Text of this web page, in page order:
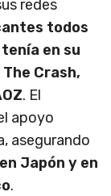
redes
todos
en su
Crash,
. El
apoyo
asegurando
Japón y en
.